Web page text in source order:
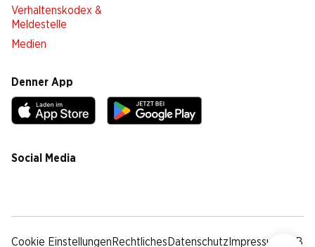
Verhaltenskodex &
Meldestelle
Medien
Denner App
Social Media
Cookie Einstellungen Rechtliches Datenschutz Impressum AGB